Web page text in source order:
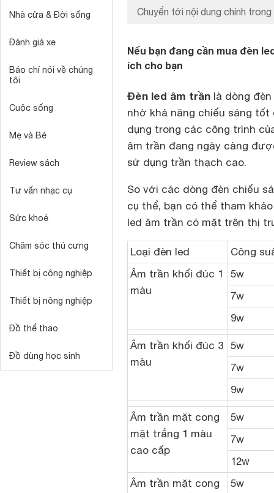
Nhà cửa & Đời sống
Đánh giá xe
Báo chí nói về chúng
tôi
Cuộc sống
Mẹ và Bé
Review sách
Tư vấn nhạc cụ
Sức khoẻ
Chăm sóc thú cưng
Thiết bị công nghiệp
Thiết bị nông nghiệp
Đồ thể thao
Đồ dùng học sinh
Chuyển tới nội dung chính trong
Nếu bạn đang cần mua đèn
ích cho bạn
Đèn led âm trần là dòng
nhờ khả năng chiếu sáng
dụng trong các công trình
âm trần đang ngày càng
sử dụng trần thạch cao.
So với các dòng đèn chiếu
cụ thể, bạn có thể tham
led âm trần có mặt trên thị
Loại đèn led
Công
Âm trần khối đúc 1
màu
5w
7w
9w
Âm trần khối đúc 3
màu
5w
7w
9w
Âm trần mặt cong
mặt trắng 1 màu
cao cấp
5w
7w
12w
Âm trần mặt cong
5w